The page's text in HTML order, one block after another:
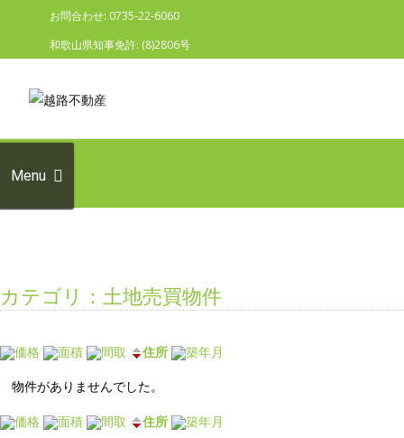
お問合わせ: 0735-22-6060
和歌山県知事免許: (8)2806号
Menu
カテゴリ：土地売買物件
価格 面積 間取 住所 築年月
物件がありませんでした。
価格 面積 間取 住所 築年月